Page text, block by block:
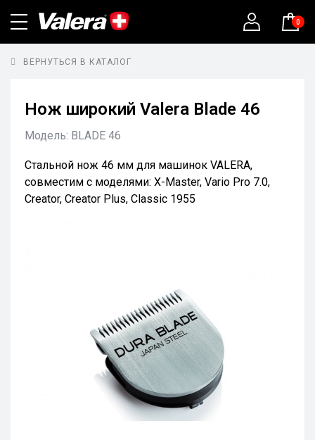
0
ВЕРНУТЬСЯ В КАТАЛОГ
Нож широкий Valera Blade 46
Модель: BLADE 46
Стальной нож 46 мм для машинок VALERA,
совместим с моделями: X-Master, Vario Pro 7.0,
Creator, Creator Plus, Classic 1955